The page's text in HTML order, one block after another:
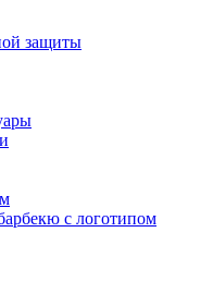
защиты
с логотипом